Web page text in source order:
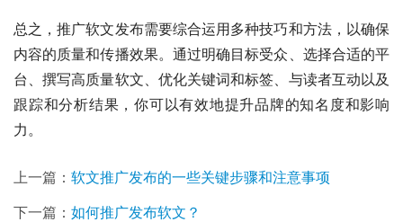
总之，推广软文发布需要综合运用多种技巧和方法，以确保
内容的质量和传播效果。通过明确目标受众、选择合适的平
台、撰写高质量软文、优化关键词和标签、与读者互动以及
跟踪和分析结果，你可以有效地提升品牌的知名度和影响
力。
上一篇： 软文推广发布的一些关键步骤和注意事项
下一篇： 如何推广发布软文？